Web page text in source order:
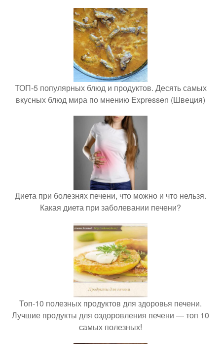
ТОП-5 популярных блюд и продуктов. Десять самых
вкусных блюд мира по мнению Expressen (Швеция)
Диета при болезнях печени, что можно и что нельзя.
Какая диета при заболевании печени?
Топ-10 полезных продуктов для здоровья печени.
Лучшие продукты для оздоровления печени — топ 10
самых полезных!